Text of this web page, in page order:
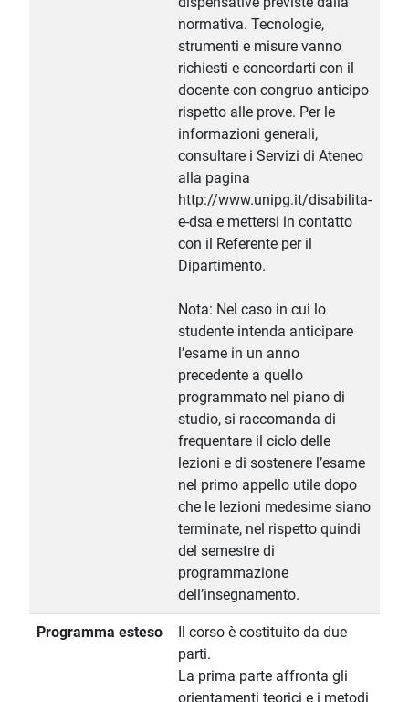
normativa. Tecnologie,
strumenti e misure vanno
richiesti e concordarti con il
docente con congruo anticipo
rispetto alle prove. Per le
informazioni generali,
consultare i Servizi di Ateneo
alla pagina
http://www.unipg.it/disabilita-
e-dsa e mettersi in contatto
con il Referente per il
Dipartimento.
Nota: Nel caso in cui lo
studente intenda anticipare
l’esame in un anno
precedente a quello
programmato nel piano di
studio, si raccomanda di
frequentare il ciclo delle
lezioni e di sostenere l’esame
nel primo appello utile dopo
che le lezioni medesime siano
terminate, nel rispetto quindi
del semestre di
programmazione
dell’insegnamento.
Programma esteso
Il corso è costituito da due
parti.
La prima parte affronta gli
orientamenti teorici e i metodi